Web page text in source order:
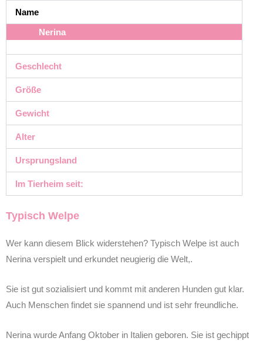
Name
Nerina
Geschlecht
Größe
Gewicht
Alter
Ursprungsland
Im Tierheim seit:
Typisch Welpe
Wer kann diesem Blick widerstehen? Typisch Welpe ist auch
Nerina verspielt und erkundet neugierig die Welt,.
Sie ist gut sozialisiert und kommt mit anderen Hunden gut klar.
Auch Menschen findet sie spannend und ist sehr freundliche.
Nerina wurde Anfang Oktober in Italien geboren. Sie ist gechippt